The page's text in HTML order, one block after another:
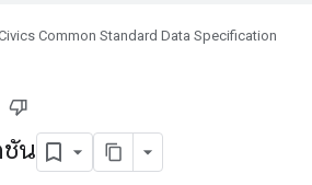
Common Standard Data Specification
น